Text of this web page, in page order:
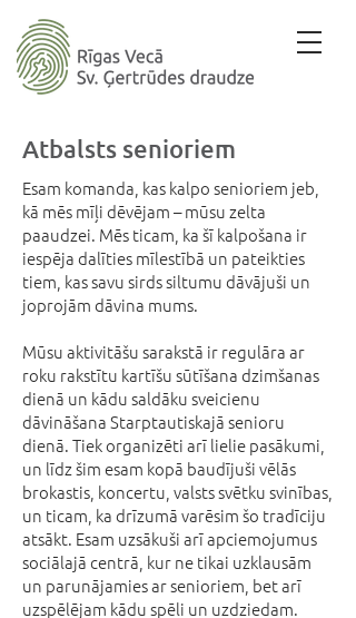
Atbalsts senioriem
Esam komanda, kas kalpo senioriem jeb,
kā mēs mīļi dēvējam – mūsu zelta
paaudzei. Mēs ticam, ka šī kalpošana ir
iespēja dalīties mīlestībā un pateikties
tiem, kas savu sirds siltumu dāvājuši un
joprojām dāvina mums.
Mūsu aktivitāšu sarakstā ir regulāra ar
roku rakstītu kartīšu sūtīšana dzimšanas
dienā un kādu saldāku sveicienu
dāvināšana Starptautiskajā senioru
dienā. Tiek organizēti arī lielie pasākumi,
un līdz šim esam kopā baudījuši vēlās
brokastis, koncertu, valsts svētku svinības,
un ticam, ka drīzumā varēsim šo tradīciju
atsākt. Esam uzsākuši arī apciemojumus
sociālajā centrā, kur ne tikai uzklausām
un parunājamies ar senioriem, bet arī
uzspēlējam kādu spēli un uzdziedam.